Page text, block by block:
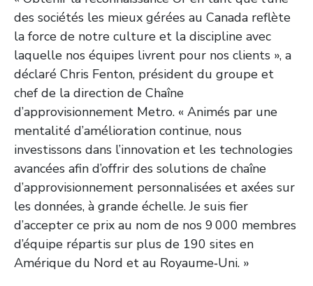
des sociétés les mieux gérées au Canada reflète
la force de notre culture et la discipline avec
laquelle nos équipes livrent pour nos clients », a
déclaré Chris Fenton, président du groupe et
chef de la direction de Chaîne
d’approvisionnement Metro. « Animés par une
mentalité d’amélioration continue, nous
investissons dans l’innovation et les technologies
avancées afin d’offrir des solutions de chaîne
d’approvisionnement personnalisées et axées sur
les données, à grande échelle. Je suis fier
d’accepter ce prix au nom de nos 9 000 membres
d’équipe répartis sur plus de 190 sites en
Amérique du Nord et au Royaume‑Uni. »